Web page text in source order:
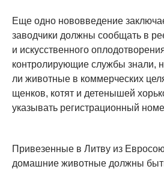
Еще одно нововведение
заводчики должны сообщать в
и искусственного
контролирующие службы знали,
ли животные в коммерческих
щенков, котят и детенышей
указывать регистрационный
Привезенные в Литву из
домашние животные должны